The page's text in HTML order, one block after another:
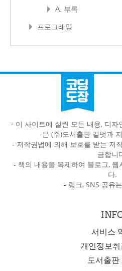
A. 부록
프로그래밍
- 이 사이트에 실린 모든 내용, 디자
은 (주)도서출판 길벗과
- 저작권법에 의해 보호를 받는 저
금합니
- 책의 내용을 복제하여 블로그,
다.
- 링크, SNS 공유
서비스
개인정보취
도서출판